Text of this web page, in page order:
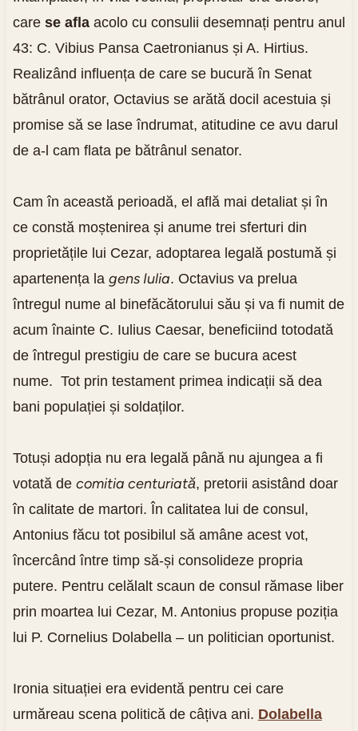
care se aflaacolo cu consulii desemnați pentru anul
43: C. Vibius Pansa Caetronianus și A. Hirtius.
Realizând influența de care se bucură în Senat
bătrânul orator, Octavius se arătă docil acestuia și
promise să se lase îndrumat, atitudine ce avu darul
de a-l cam flata pe bătrânul senator.
Cam în această perioadă, el află mai detaliat și în
ce constă moștenirea și anume trei sferturi din
proprietățile lui Cezar, adoptarea legală postumă și
apartenența la gens Iulia. Octavius va prelua
întregul nume al binefăcătorului său și va fi numit de
acum înainte C. Iulius Caesar, beneficiind totodată
de întregul prestigiu de care se bucura acest
nume. Tot prin testament primea indicații să dea
bani populației și soldaților.
Totuși adopția nu era legală până nu ajungea a fi
votată de comitia centuriată, pretorii asistând doar
în calitate de martori. În calitatea lui de consul,
Antonius făcu tot posibilul să amâne acest vot,
încercând între timp să-și consolideze propria
putere. Pentru celălalt scaun de consul rămase liber
prin moartea lui Cezar, M. Antonius propuse poziția
lui P. Cornelius Dolabella – un politician oportunist.
Ironia situației era evidentă pentru cei care
urmăreau scena politică de câțiva ani. Dolabella